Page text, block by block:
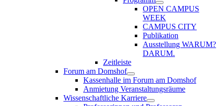
OPEN CAMPUS
WEEK
CAMPUS CITY
Publikation
Ausstellung WARUM?
DARUM.
Zeitleiste
Forum am Domshof
Kassenhalle im Forum am Domshof
Anmietung Veranstaltungsräume
Wissenschaftliche Karriere